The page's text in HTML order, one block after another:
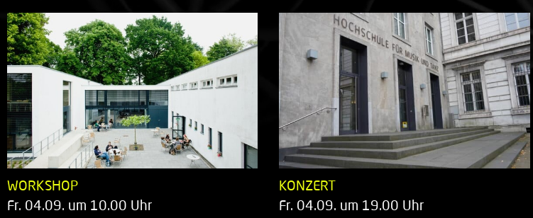
WORKSHOP
Fr. 04.09. um 10.00 Uhr
KONZERT
Fr. 04.09. um 19.00 Uhr